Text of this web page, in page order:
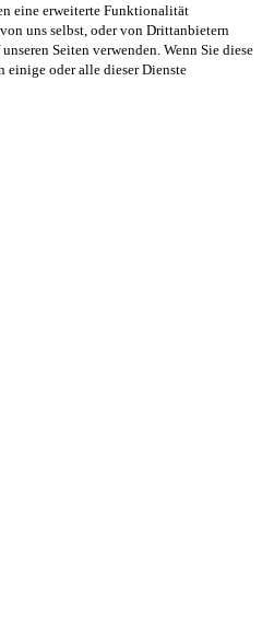
eine erweiterte Funktionalität
uns selbst, oder von Drittanbietern
Seiten verwenden. Wenn Sie diese
oder alle dieser Dienste